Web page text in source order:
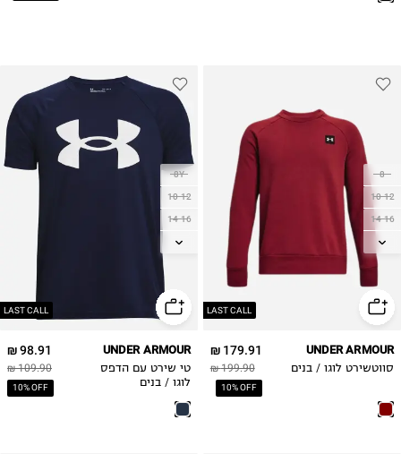
LAST CALL
8
10-12
14-16
18-20
179.91 ₪
199.90 ₪
10% OFF
UNDER ARMOUR
סווטשירט לוגו / בנים
LAST CALL
8Y
10-12
14-16
18-20
98.91 ₪
109.90 ₪
10% OFF
UNDER ARMOUR
טי שירט עם הדפס
לוגו / בנים